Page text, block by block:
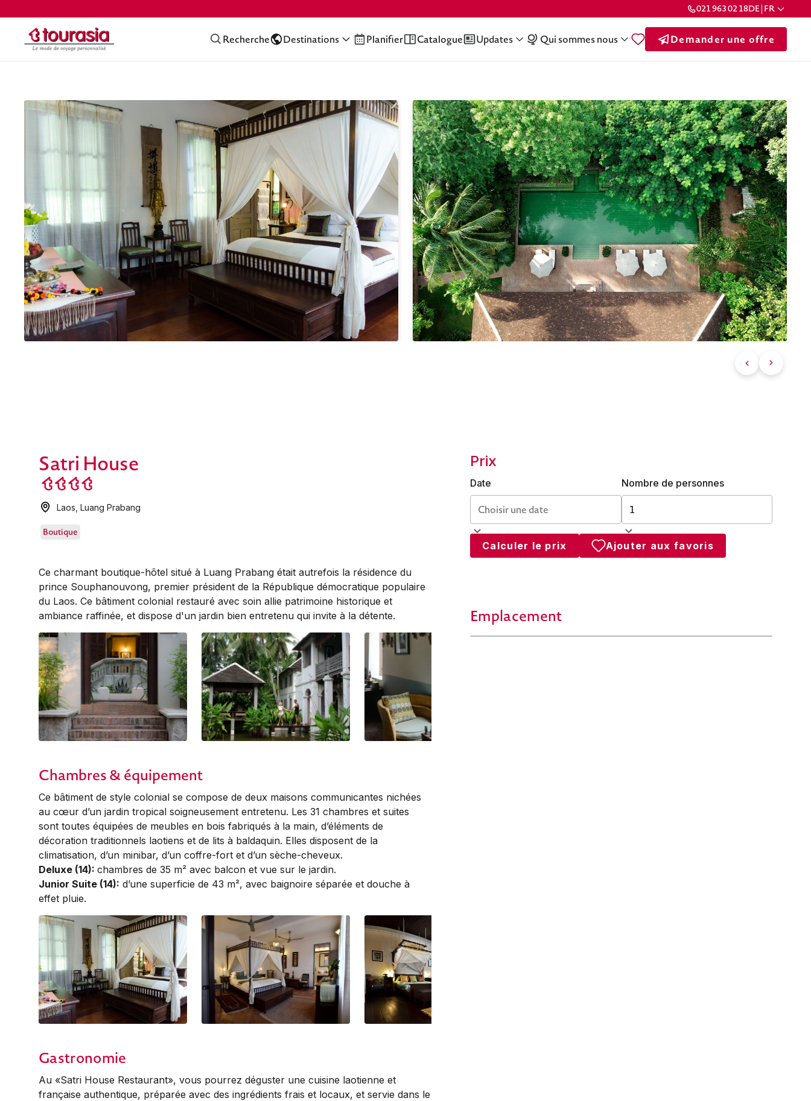
021 963 02 18DE | FR
Recherche Destinations Planifier Catalogue Updates Qui sommes nous Demander une offre
Satri House
Laos ,Luang Prabang
Boutique
Ce charmant boutique-hôtel situé à Luang Prabang était autrefois la résidence du
prince Souphanouvong, premier président de la République démocratique populaire
du Laos. Ce bâtiment colonial restauré avec soin allie patrimoine historique et
ambiance raffinée, et dispose d'un jardin bien entretenu qui invite à la détente.
Chambres & équipement
Ce bâtiment de style colonial se compose de deux maisons communicantes nichées
au cœur d’un jardin tropical soigneusement entretenu. Les 31 chambres et suites
sont toutes équipées de meubles en bois fabriqués à la main, d’éléments de
décoration traditionnels laotiens et de lits à baldaquin. Elles disposent de la
climatisation, d’un minibar, d’un coffre-fort et d’un sèche-cheveux.
Deluxe (14): chambres de 35 m² avec balcon et vue sur le jardin.
Junior Suite (14): d’une superficie de 43 m², avec baignoire séparée et douche à
effet pluie.
Gastronomie
Au «Satri House Restaurant», vous pourrez déguster une cuisine laotienne et
française authentique, préparée avec des ingrédients frais et locaux, et servie dans le
Prix
Date Nombre de personnes
Calculer le prix Ajouter aux favoris
Emplacement